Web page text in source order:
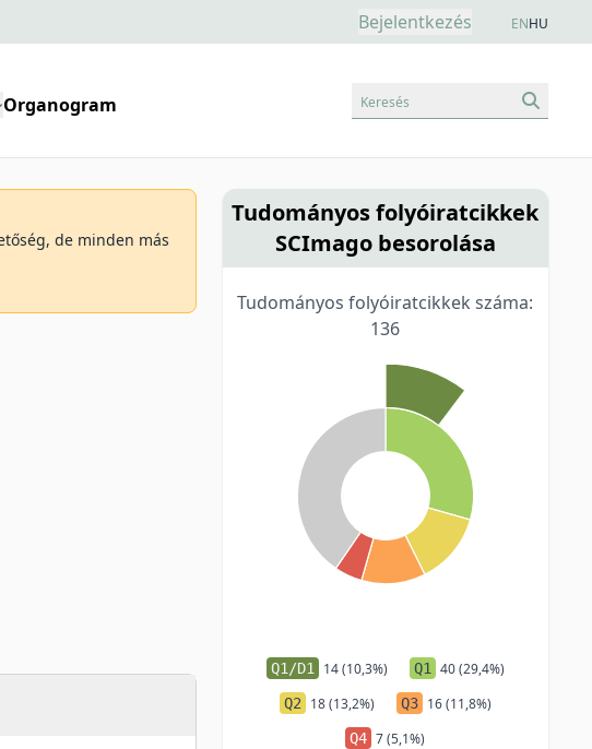
Bejelentkezés ENHU
Organogram Keresés
de minden más
Tudományos folyóiratcikkek
SCImago besorolása
Tudományos folyóiratcikkek száma:
136
Q1/D1 14 (10,3%) Q1 40 (29,4%)
Q2 18 (13,2%) Q3 16 (11,8%)
Q4 7 (5,1%)